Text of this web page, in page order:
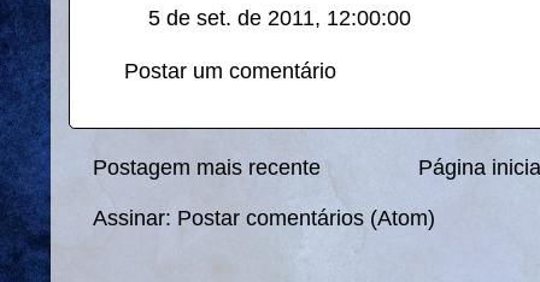
5 de set. de 2011, 12:00:00
Postar um comentário
Postagem mais recente Página
Assinar: Postar comentários (Atom)